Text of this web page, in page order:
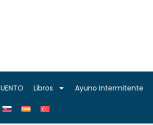
Libros Ayuno Intermitente